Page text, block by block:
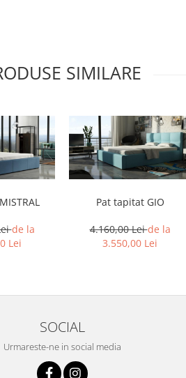
SIMILARE
de la
Lei
Pat tapitat GIO
4.160,00 Leide la
3.550,00 Lei
SOCIAL
Urmareste-ne in social media